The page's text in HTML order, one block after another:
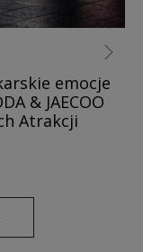
emocje
& JAECOO
Atrakcji